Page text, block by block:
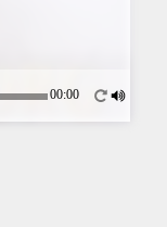
00:00